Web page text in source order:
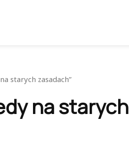
starych zasadach”
na starych